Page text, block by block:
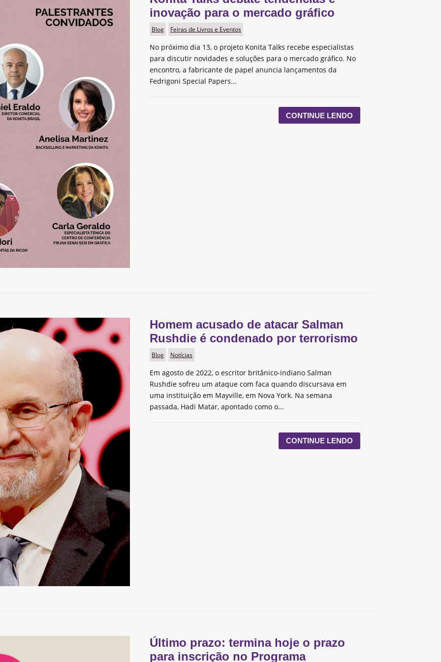
inovação para o mercado gráfico
Blog Feiras de Livros e Eventos
No próximo dia 13, o projeto Konita Talks recebe especialistas
para discutir novidades e soluções para o mercado gráfico. No
encontro, a fabricante de papel anuncia lançamentos da
Fedrigoni Special Papers...
CONTINUE LENDO
Homem acusado de atacar Salman
Rushdie é condenado por terrorismo
Blog Notícias
Em agosto de 2022, o escritor britânico-indiano Salman
Rushdie sofreu um ataque com faca quando discursava em
uma instituição em Mayville, em Nova York. Na semana
passada, Hadi Matar, apontado como o...
CONTINUE LENDO
Último prazo: termina hoje o prazo
para inscrição no Programa